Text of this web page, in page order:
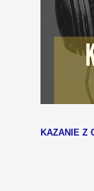
KAZANIE Z